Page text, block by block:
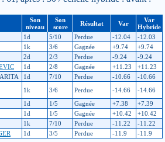
Son
niveau
Son
score
Résultat Var
Var
Hybride
1d 5/10 Perdue -12.04
-12.03
1k 3/6 Gagnée +9.74
+9.74
2d 2/3 Perdue -9.24
-9.24
1d 2/8 Gagnée +11.23
+11.23
1d 7/10 Perdue -10.66
-10.66
1k 3/6 Perdue -14.66
-14.66
1d 1/5 Gagnée +7.38
+7.39
1d 1/5 Gagnée +10.42
+10.42
1k 7/10 Perdue -11.22
-11.22
1d 3/5 Perdue -11.9 -11.9